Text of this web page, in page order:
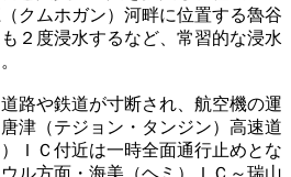
クムホガン）河畔に位置する魯谷
２度浸水するなど、常習的な浸水
路や鉄道が寸断され、航空機の運
津（テジョン・タンジン）高速道
ＩＣ付近は一時全面通行止めとな